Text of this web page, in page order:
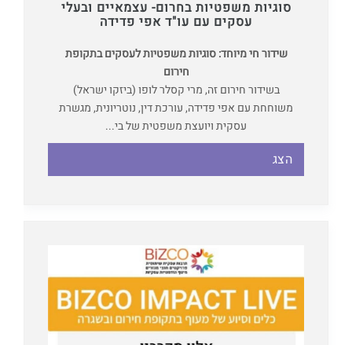
סוגיות משפטיות בחרום- עצמאיים ובעלי
עסקים עם עו"ד אפי פדידה
שידור חי מיוחד: סוגיות משפטיות לעסקים בתקופת
חירום
בשידור חירום זה, מרי קסלר לופו (ביזקו ישראל)
משוחחת עם אפי פדידה, עורכת דין, נוטריונית, מגשרת
עסקית ויועצת משפטית של בי...
הצג